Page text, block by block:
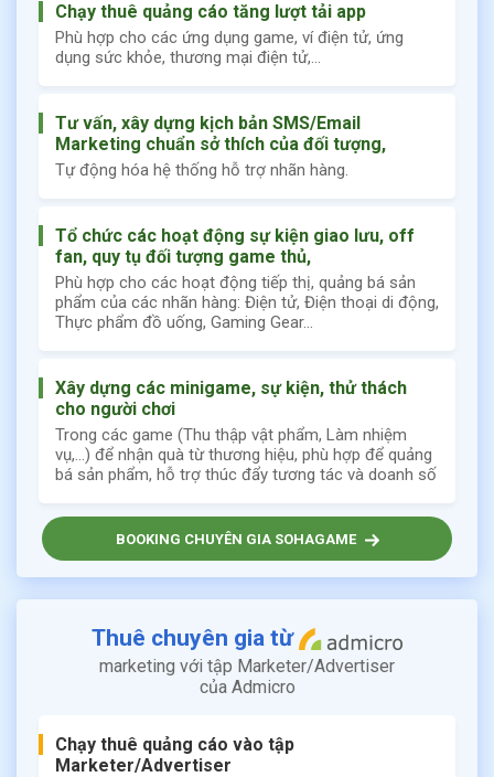
Chạy thuê quảng cáo tăng lượt tải app
Phù hợp cho các ứng dụng game, ví điện tử, ứng
dụng sức khỏe, thương mại điện tử,...
Tư vấn, xây dựng kịch bản SMS/Email
Marketing chuẩn sở thích của đối tượng,
Tự động hóa hệ thống hỗ trợ nhãn hàng.
Tổ chức các hoạt động sự kiện giao lưu, off
fan, quy tụ đối tượng game thủ,
Phù hợp cho các hoạt động tiếp thị, quảng bá sản
phẩm của các nhãn hàng: Điện tử, Điện thoại di động,
Thực phẩm đồ uống, Gaming Gear...
Xây dựng các minigame, sự kiện, thử thách
cho người chơi
Trong các game (Thu thập vật phẩm, Làm nhiệm
vụ,...) để nhận quà từ thương hiệu, phù hợp để quảng
bá sản phẩm, hỗ trợ thúc đẩy tương tác và doanh số
BOOKING CHUYÊN GIA SOHAGAME
Thuê chuyên gia từ
marketing với tập Marketer/Advertiser
của Admicro
Chạy thuê quảng cáo vào tập
Marketer/Advertiser